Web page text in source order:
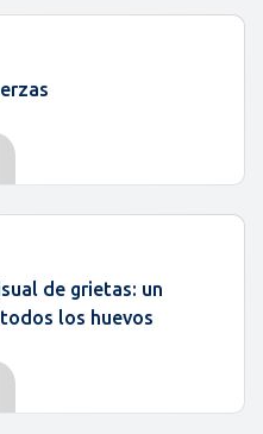
de grietas: un
los huevos